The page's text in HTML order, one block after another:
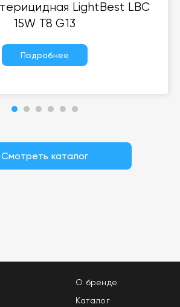
LightBest LBC
15W T8 G13
Подробнее
Смотреть каталог
О бренде
Каталог